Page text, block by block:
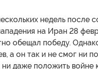
недель после
на Иран 28
обещал победу.
а он так и не смог ни
ни даже положить войне